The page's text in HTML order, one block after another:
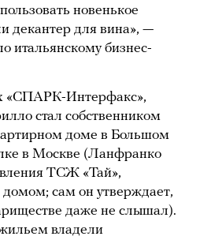
новенькое
декантер для вина», —
итальянскому бизнес-
«СПАРК-Интерфакс»,
стал собственником
доме в Большом
в Москве (Ланфранко
ТСЖ «Тай»,
сам он утверждает,
даже не слышал).
владели